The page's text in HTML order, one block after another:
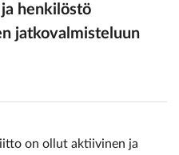
henkilöstö
jatkovalmisteluun
on ollut aktiivinen ja